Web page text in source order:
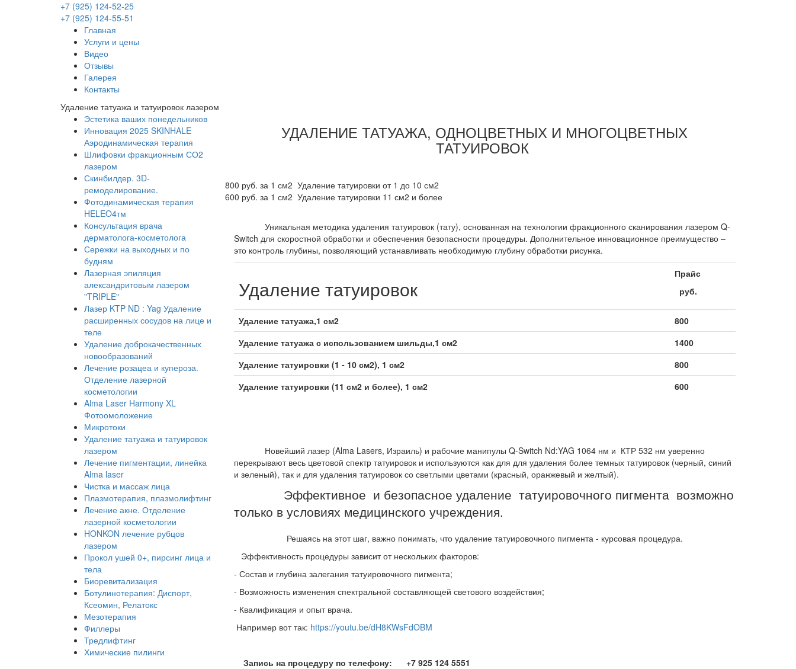
+7 (925) 124-52-25
+7 (925) 124-55-51
Главная
Услуги и цены
Видео
Отзывы
Галерея
Контакты
Удаление татуажа и татуировок лазером
Эстетика ваших понедельников
Инновация 2025 SKINHALE
Аэродинамическая терапия
Шлифовки фракционным СО2
лазером
Скинбилдер. 3D-
ремоделирование.
Фотодинамическая терапия
HELEO4тм
Консультация врача
дерматолога-косметолога
Сережки на выходных и по
будням
Лазерная эпиляция
александритовым лазером
"TRIPLE"
Лазер KTP ND : Yag Удаление
расширенных сосудов на лице и
теле
Удаление доброкачественных
новообразований
Лечение розацеа и купероза.
Отделение лазерной
косметологии
Alma Laser Harmony XL
Фотоомоложение
Микротоки
Удаление татуажа и татуировок
лазером
Лечение пигментации, линейка
Alma laser
Чистка и массаж лица
Плазмотерапия, плазмолифтинг
Лечение акне. Отделение
лазерной косметологии
HONKON лечение рубцов
лазером
Прокол ушей 0+, пирсинг лица и
тела
Биоревитализация
Ботулинотерапия: Диспорт,
Ксеомин, Релатокс
Мезотерапия
Филлеры
Тредлифтинг
Химические пилинги
УДАЛЕНИЕ ТАТУАЖА, ОДНОЦВЕТНЫХ И МНОГОЦВЕТНЫХ
ТАТУИРОВОК
800 руб. за 1 см2 Удаление татуировки от 1 до 10 см2
600 руб. за 1 см2 Удаление татуировки 11 см2 и более
Уникальная методика удаления татуировок (тату), основанная на технологии фракционного сканирования лазером Q-
Switch для скоростной обработки и обеспечения безопасности процедуры. Дополнительное инновационное преимущество –
это контроль глубины, позволяющий устанавливать необходимую глубину обработки рисунка.
Удаление татуировок
Прайс
руб.
Удаление татуажа,1 см2
800
Удаление татуажа с использованием шильды,1 см2
1400
Удаление татуировки (1 - 10 см2), 1 см2
800
Удаление татуировки (11 см2 и более), 1 см2
600
Новейший лазер (Alma Lasers, Израиль) и рабочие манипулы Q-Switch Nd:YAG 1064 нм и КТР 532 нм уверенно
перекрывают весь цветовой спектр татуировок и используются как для для удаления более темных татуировок (черный, синий
и зеленый), так и для удаления татуировок со светлыми цветами (красный, оранжевый и желтый).
Эффективное и безопасное удаление татуировочного пигмента возможно
только в условиях медицинского учреждения.
Решаясь на этот шаг, важно понимать, что удаление татуировочного пигмента - курсовая процедура.
Эффективность процедуры зависит от нескольких факторов:
- Состав и глубина залегания татуировочного пигмента;
- Возможность изменения спектральной составляющей светового воздействия;
- Квалификация и опыт врача.
Например вот так: https://youtu.be/dH8KWsFdOBM
Запись на процедуру по телефону: +7 925 124 5551